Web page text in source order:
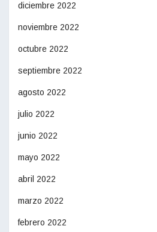
diciembre 2022
noviembre 2022
octubre 2022
septiembre 2022
agosto 2022
julio 2022
junio 2022
mayo 2022
abril 2022
marzo 2022
febrero 2022